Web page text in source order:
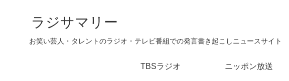
ラジサマリー
お笑い芸人・タレントのラジオ・テレビ番組での発言書き起こしニュースサイト
TBSラジオ ニッポン放送